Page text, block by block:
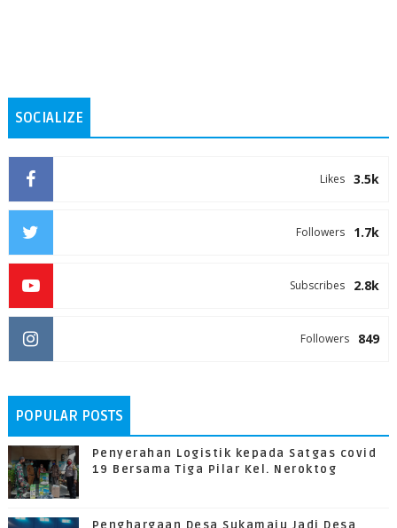
SOCIALIZE
3.5k
Likes
1.7k
Followers
2.8k
Subscribes
849
Followers
POPULAR POSTS
Penyerahan Logistik kepada Satgas covid
19 Bersama Tiga Pilar Kel. Neroktog